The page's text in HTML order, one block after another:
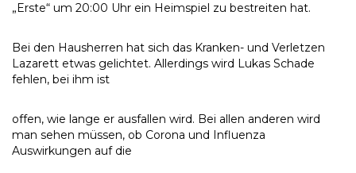
„Erste“ um 20:00 Uhr ein Heimspiel zu bestreiten hat.
Bei den Hausherren hat sich das Kranken- und Verletzen
Lazarett etwas gelichtet. Allerdings wird Lukas Schade
fehlen, bei ihm ist
offen, wie lange er ausfallen wird. Bei allen anderen wird
man sehen müssen, ob Corona und Influenza
Auswirkungen auf die